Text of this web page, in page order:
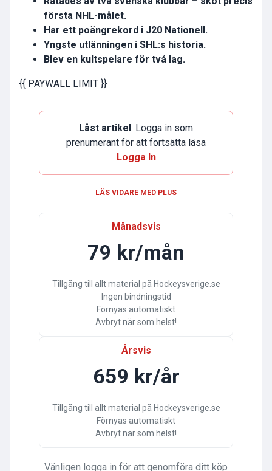
första NHL-målet.
Har ett poängrekord i J20 Nationell.
Yngste utlänningen i SHL:s historia.
Blev en kultspelare för två lag.
{{ PAYWALL LIMIT }}
Låst artikel . Logga in som
prenumerant för att fortsätta läsa
Logga In
LÄS VIDARE MED PLUS
Månadsvis
79 kr/mån
Tillgång till allt material på Hockeysverige.se
Ingen bindningstid
Förnyas automatiskt
Avbryt när som helst!
Årsvis
659 kr/år
Tillgång till allt material på Hockeysverige.se
Förnyas automatiskt
Avbryt när som helst!
Vänligen logga in för att genomföra ditt köp